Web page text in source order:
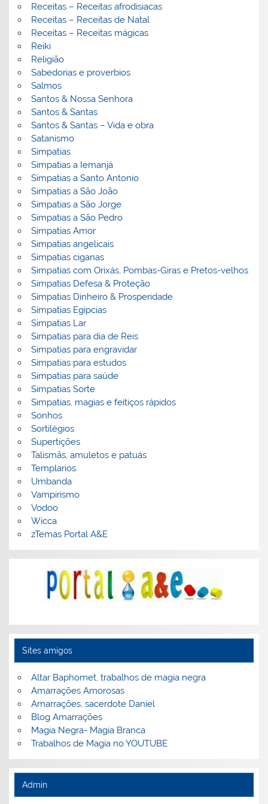
Receitas – Receitas afrodisiacas
Receitas – Receitas de Natal
Receitas – Receitas mágicas
Reiki
Religião
Sabedorias e proverbios
Salmos
Santos & Nossa Senhora
Santos & Santas
Santos & Santas – Vida e obra
Satanismo
Simpatias
Simpatias a Iemanjá
Simpatias a Santo Antonio
Simpatias a São João
Simpatias a São Jorge
Simpatias a São Pedro
Simpatias Amor
Simpatias angelicais
Simpatias ciganas
Simpatias com Orixás, Pombas-Giras e Pretos-velhos
Simpatias Defesa & Proteção
Simpatias Dinheiro & Prosperidade
Simpatias Egipcias
Simpatias Lar
Simpatias para dia de Reis
Simpatias para engravidar
Simpatias para estudos
Simpatias para saúde
Simpatias Sorte
Simpatias, magias e feitiços rápidos
Sonhos
Sortilégios
Supertições
Talismãs, amuletos e patuás
Templarios
Umbanda
Vampirismo
Vodoo
Wicca
zTemas Portal A&E
Sites amigos
Altar Baphomet, trabalhos de magia negra
Amarrações Amorosas
Amarrações, sacerdote Daniel
Blog Amarrações
Magia Negra- Magia Branca
Trabalhos de Magia no YOUTUBE
Admin